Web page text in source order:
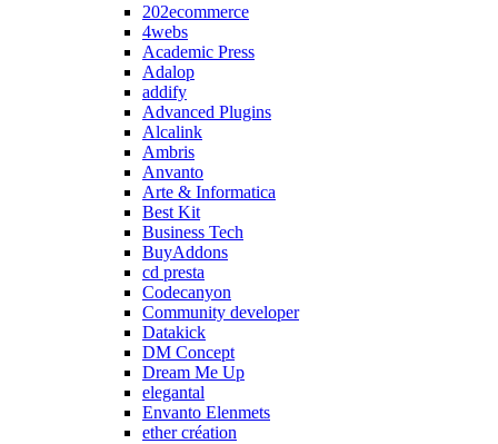
202ecommerce
4webs
Academic Press
Adalop
addify
Advanced Plugins
Alcalink
Ambris
Anvanto
Arte & Informatica
Best Kit
Business Tech
BuyAddons
cd presta
Codecanyon
Community developer
Datakick
DM Concept
Dream Me Up
elegantal
Envanto Elenmets
ether création